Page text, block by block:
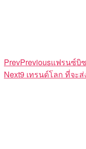
PrevPreviousแฟรนซ์บิ
Next9 เทรนด์โลก ที่จะ